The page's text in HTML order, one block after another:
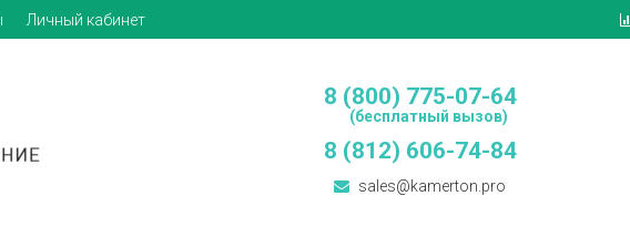
Личный кабинет
8 (800) 775-07-64
(бесплатный вызов)
8 (812) 606-74-84
sales@kamerton.pro